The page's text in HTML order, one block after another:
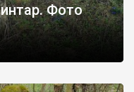
Фото